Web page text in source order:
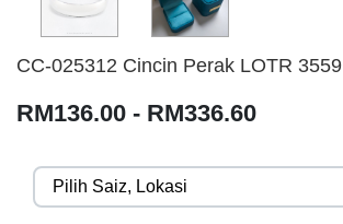
CC-025312 Cincin Perak LOTR 3559
RM136.00 - RM336.60